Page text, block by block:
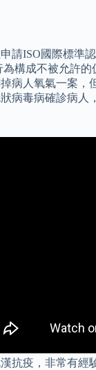
請ISO國際標
構成不被允許
病人氧氣一案
病毒病確診病
抗疫，非常有